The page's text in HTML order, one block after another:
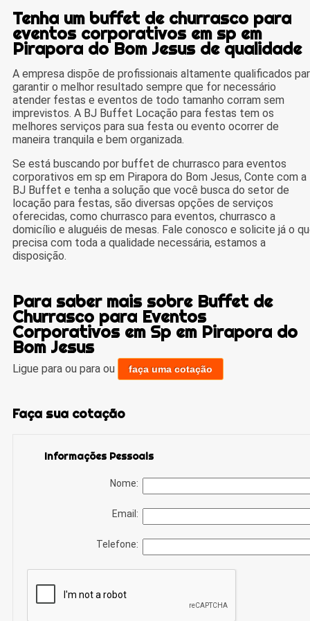
Tenha um buffet de churrasco para
eventos corporativos em sp em
Pirapora do Bom Jesus de qualidade
A empresa dispõe de profissionais altamente qualificados
garantir o melhor resultado sempre que for necessário
atender festas e eventos de todo tamanho corram sem
imprevistos. A BJ Buffet Locação para festas tem os
melhores serviços para sua festa ou evento ocorrer de
maneira tranquila e bem organizada.
Se está buscando por buffet de churrasco para eventos
corporativos em sp em Pirapora do Bom Jesus, Conte com a
BJ Buffet e tenha a solução que você busca do setor de
locação para festas, são diversas opções de serviços
oferecidas, como churrasco para eventos, churrasco a
domicílio e aluguéis de mesas. Fale conosco e solicite já o
precisa com toda a qualidade necessária, estamos a
disposição.
Para saber mais sobre Buffet de
Churrasco para Eventos
Corporativos em Sp em Pirapora do
Bom Jesus
Ligue para ou para ou faça uma cotação
Faça sua cotação
Informações Pessoais
Nome:
Email:
Telefone: